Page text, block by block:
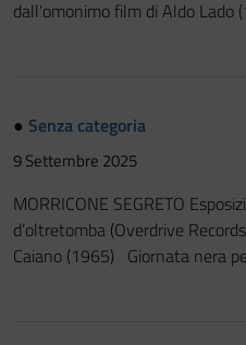
dall’omonimo film di Aldo
● Senza categoria
9 Settembre 2025
MORRICONE SEGRETO
d’oltretomba (Overdrive
Caiano (1965) Giornata nera